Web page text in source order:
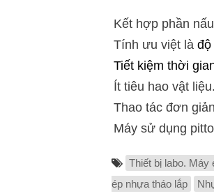
Kết hợp phần
Tính ưu việt là độ
Tiết kiệm thời
Ít tiêu hao vật liệu.
Thao tác đơn
Máy sử dụng
Thiết bị labo. Máy
ép nhựa tháo lắp